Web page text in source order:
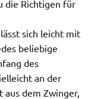
die Richtigen für
sich leicht mit
beliebige
des
an der
dem Zwinger,